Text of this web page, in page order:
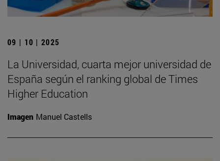
09 | 10 | 2025
La Universidad, cuarta mejor universidad de
España según el ranking global de Times
Higher Education
Imagen Manuel Castells